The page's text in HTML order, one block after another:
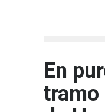
En
tramo